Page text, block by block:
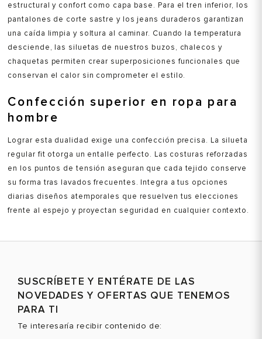
estructural y confort como capa base. Para el tren inferior, los
pantalones de corte sastre y los jeans duraderos garantizan
una caída limpia y soltura al caminar. Cuando la temperatura
desciende, las siluetas de nuestros buzos, chalecos y
chaquetas permiten crear superposiciones funcionales que
conservan el calor sin comprometer el estilo.
Confección superior en ropa para
hombre
Lograr esta dualidad exige una confección precisa. La silueta
regular fit otorga un entalle perfecto. Las costuras reforzadas
en los puntos de tensión aseguran que cada tejido conserve
su forma tras lavados frecuentes. Integra a tus opciones
diarias diseños atemporales que resuelven tus elecciones
frente al espejo y proyectan seguridad en cualquier contexto.
SUSCRÍBETE Y ENTÉRATE DE LAS
NOVEDADES Y OFERTAS QUE TENEMOS
PARA TI
Te interesaría recibir contenido de: